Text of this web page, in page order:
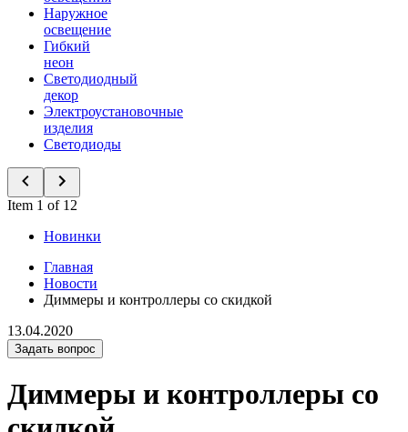
Наружное
освещение
Гибкий
неон
Светодиодный
декор
Электроустановочные
изделия
Светодиоды
Item 1 of 12
Новинки
Главная
Новости
Диммеры и контроллеры со скидкой
13.04.2020
Задать вопрос
Диммеры и контроллеры со